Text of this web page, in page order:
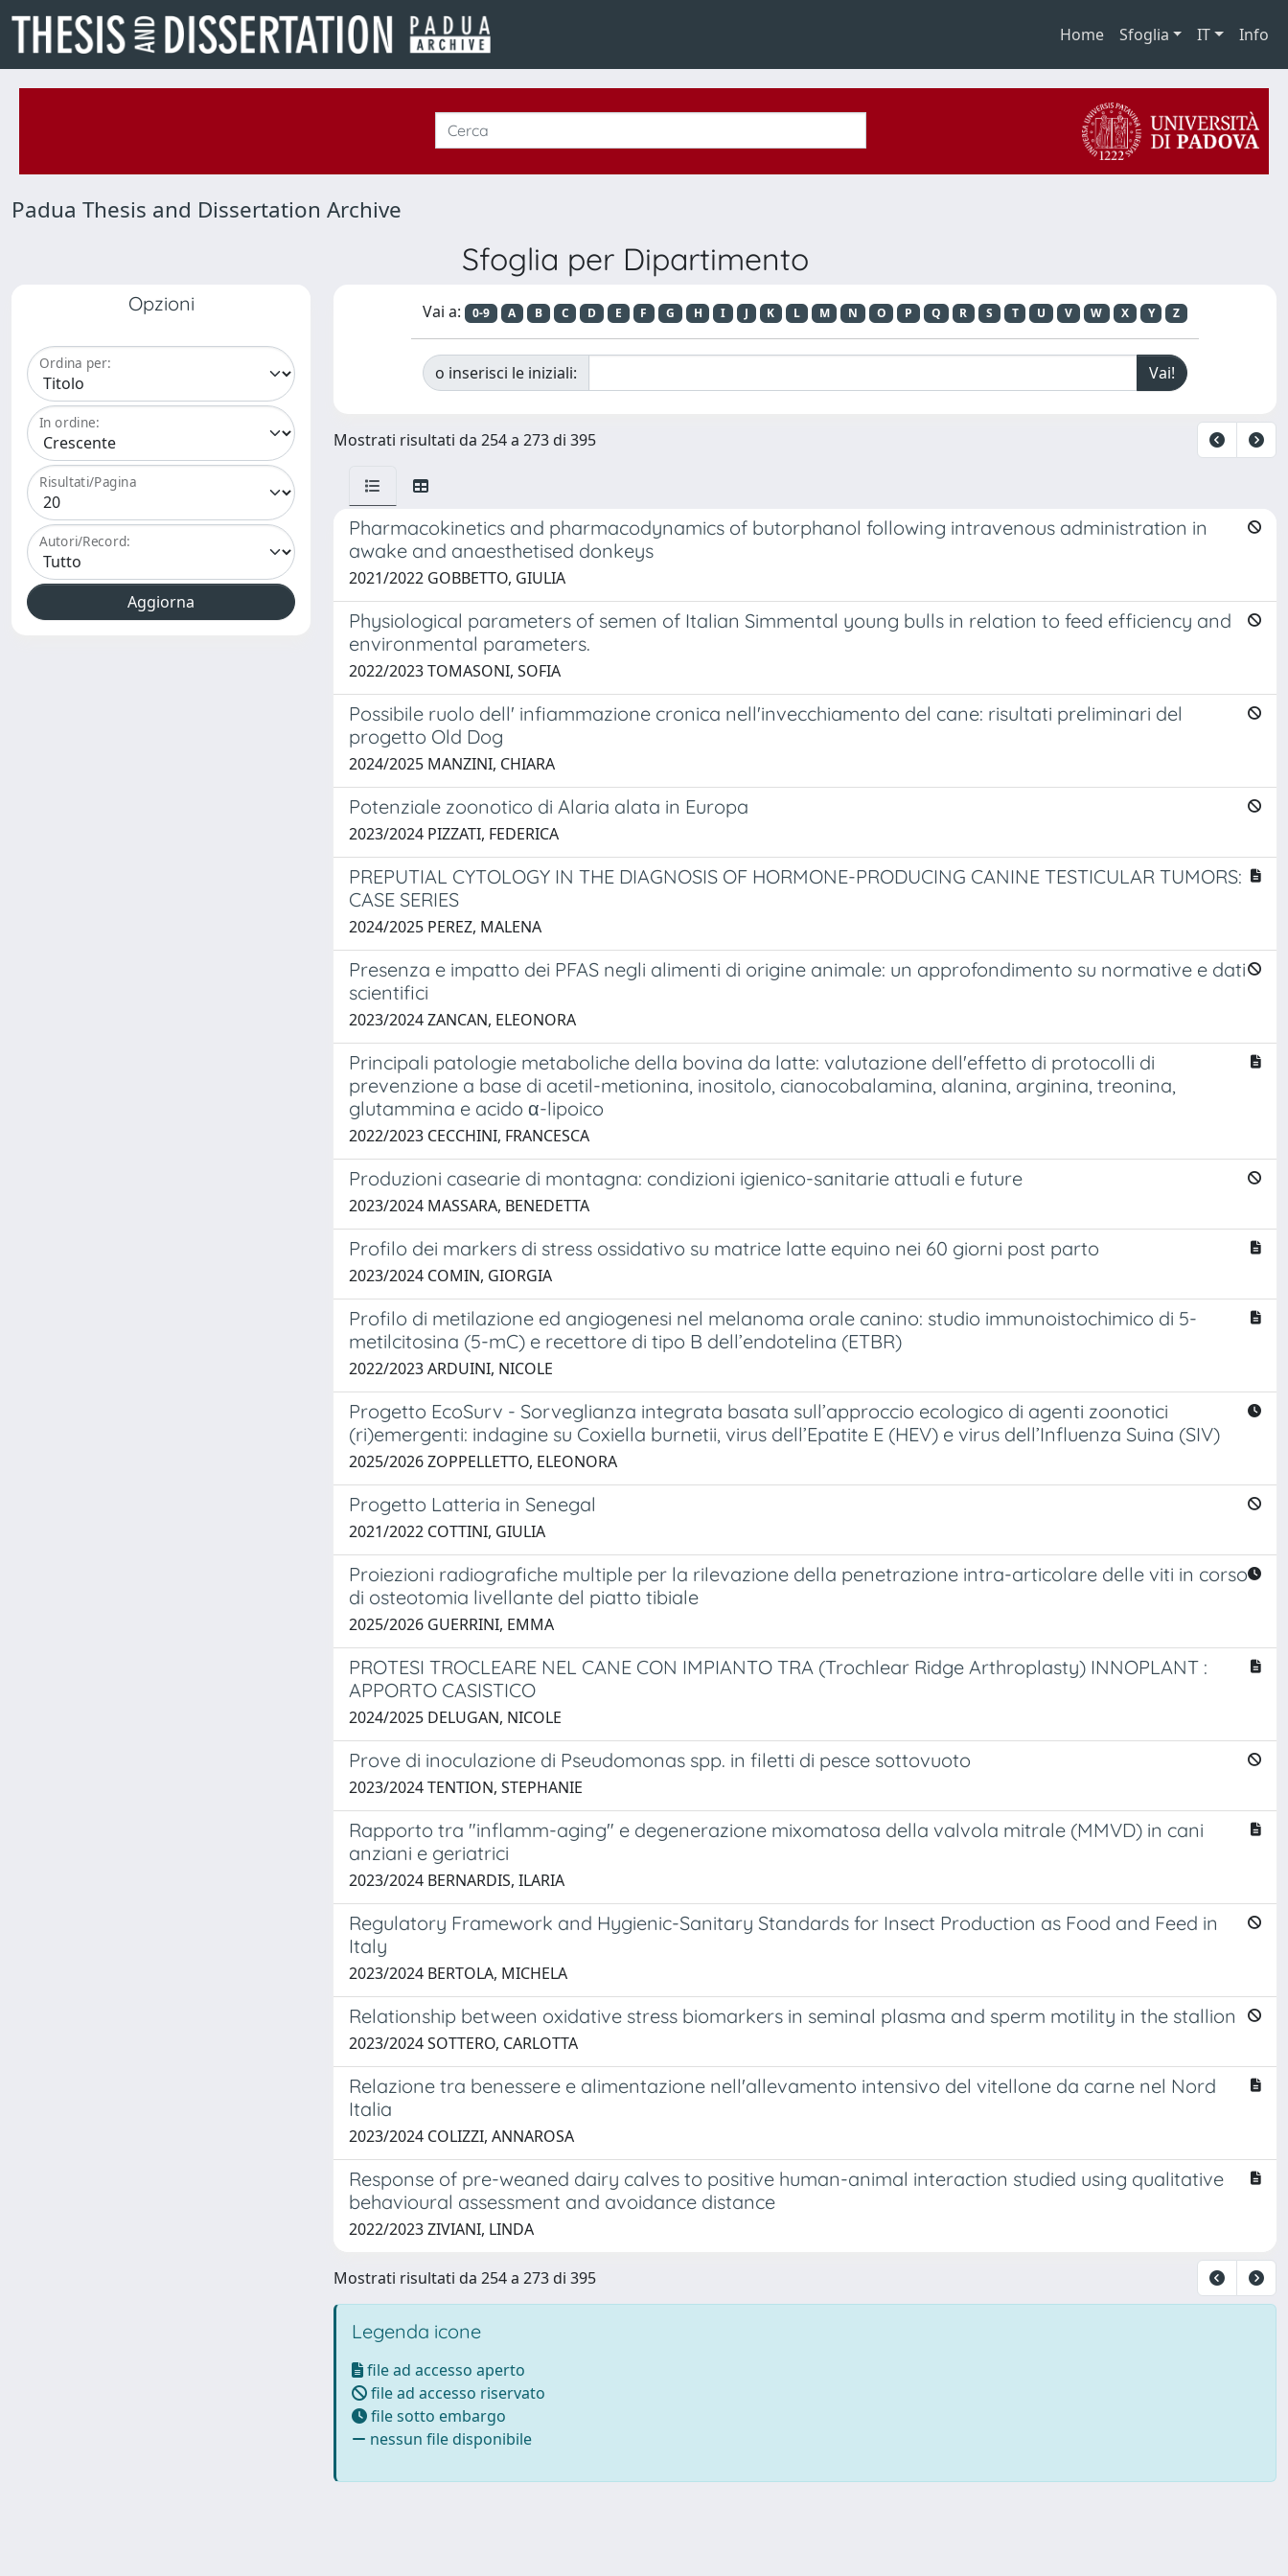
Home Sfoglia IT Info
Padua Thesis and Dissertation Archive
Sfoglia per Dipartimento
Opzioni
Ordina per:
In ordine:
Risultati/Pagina
Autori/Record:
Vai a: 0-9 A B C D E F G H I J K L M N O P Q R S T U V W X Y Z
o inserisci le iniziali:
Mostrati risultati da 254 a 273 di 395
Pharmacokinetics and pharmacodynamics of butorphanol following intravenous administration in
awake and anaesthetised donkeys
2021/2022 GOBBETTO, GIULIA
Physiological parameters of semen of Italian Simmental young bulls in relation to feed efficiency and
environmental parameters.
2022/2023 TOMASONI, SOFIA
Possibile ruolo dell' infiammazione cronica nell'invecchiamento del cane: risultati preliminari del
progetto Old Dog
2024/2025 MANZINI, CHIARA
Potenziale zoonotico di Alaria alata in Europa
2023/2024 PIZZATI, FEDERICA
PREPUTIAL CYTOLOGY IN THE DIAGNOSIS OF HORMONE-PRODUCING CANINE TESTICULAR TUMORS:
CASE SERIES
2024/2025 PEREZ, MALENA
Presenza e impatto dei PFAS negli alimenti di origine animale: un approfondimento su normative e dati
scientifici
2023/2024 ZANCAN, ELEONORA
Principali patologie metaboliche della bovina da latte: valutazione dell'effetto di protocolli di
prevenzione a base di acetil-metionina, inositolo, cianocobalamina, alanina, arginina, treonina,
glutammina e acido α-lipoico
2022/2023 CECCHINI, FRANCESCA
Produzioni casearie di montagna: condizioni igienico-sanitarie attuali e future
2023/2024 MASSARA, BENEDETTA
Profilo dei markers di stress ossidativo su matrice latte equino nei 60 giorni post parto
2023/2024 COMIN, GIORGIA
Profilo di metilazione ed angiogenesi nel melanoma orale canino: studio immunoistochimico di 5-
metilcitosina (5-mC) e recettore di tipo B dell’endotelina (ETBR)
2022/2023 ARDUINI, NICOLE
Progetto EcoSurv - Sorveglianza integrata basata sull’approccio ecologico di agenti zoonotici
(ri)emergenti: indagine su Coxiella burnetii, virus dell’Epatite E (HEV) e virus dell’Influenza Suina (SIV)
2025/2026 ZOPPELLETTO, ELEONORA
Progetto Latteria in Senegal
2021/2022 COTTINI, GIULIA
Proiezioni radiografiche multiple per la rilevazione della penetrazione intra-articolare delle viti in corso
di osteotomia livellante del piatto tibiale
2025/2026 GUERRINI, EMMA
PROTESI TROCLEARE NEL CANE CON IMPIANTO TRA (Trochlear Ridge Arthroplasty) INNOPLANT :
APPORTO CASISTICO
2024/2025 DELUGAN, NICOLE
Prove di inoculazione di Pseudomonas spp. in filetti di pesce sottovuoto
2023/2024 TENTION, STEPHANIE
Rapporto tra "inflamm-aging" e degenerazione mixomatosa della valvola mitrale (MMVD) in cani
anziani e geriatrici
2023/2024 BERNARDIS, ILARIA
Regulatory Framework and Hygienic-Sanitary Standards for Insect Production as Food and Feed in
Italy
2023/2024 BERTOLA, MICHELA
Relationship between oxidative stress biomarkers in seminal plasma and sperm motility in the stallion
2023/2024 SOTTERO, CARLOTTA
Relazione tra benessere e alimentazione nell'allevamento intensivo del vitellone da carne nel Nord
Italia
2023/2024 COLIZZI, ANNAROSA
Response of pre-weaned dairy calves to positive human-animal interaction studied using qualitative
behavioural assessment and avoidance distance
2022/2023 ZIVIANI, LINDA
Mostrati risultati da 254 a 273 di 395
Legenda icone
file ad accesso aperto
file ad accesso riservato
file sotto embargo
nessun file disponibile